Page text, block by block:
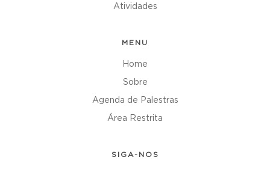
Atividades
MENU
Home
Sobre
Agenda de Palestras
Área Restrita
SIGA-NOS